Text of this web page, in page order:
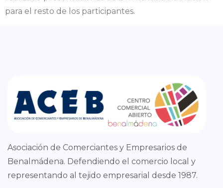
para el resto de los participantes.
Asociación de Comerciantes y Empresarios de
Benalmádena. Defendiendo el comercio local y
representando al tejido empresarial desde 1987.